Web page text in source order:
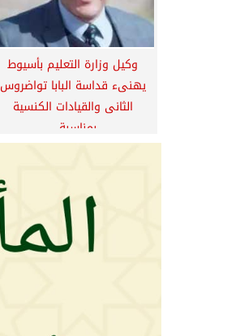
وكيل وزارة التعليم بأسيوط
يهنىء قداسة البابا تواضروس
الثانى والقيادات الكنسية
بمناسبة...